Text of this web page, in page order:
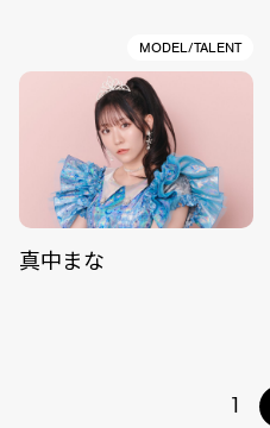
MODEL/TALENT
真中まな
1